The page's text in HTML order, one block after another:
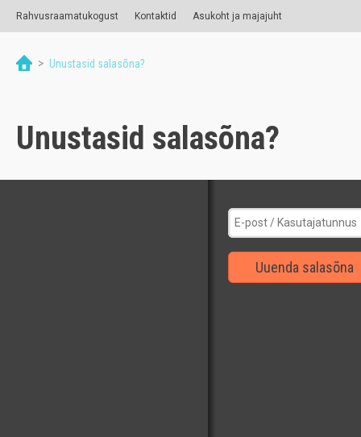
Rahvusraamatukogust Kontaktid Asukoht ja majajuht
> Unustasid salasõna?
Unustasid salasõna?
Uuenda salasõna